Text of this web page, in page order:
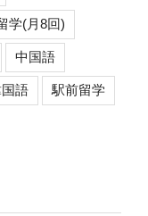
学(月8回)
中国語
語 駅前留学